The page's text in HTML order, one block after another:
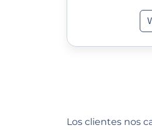
Los clientes nos